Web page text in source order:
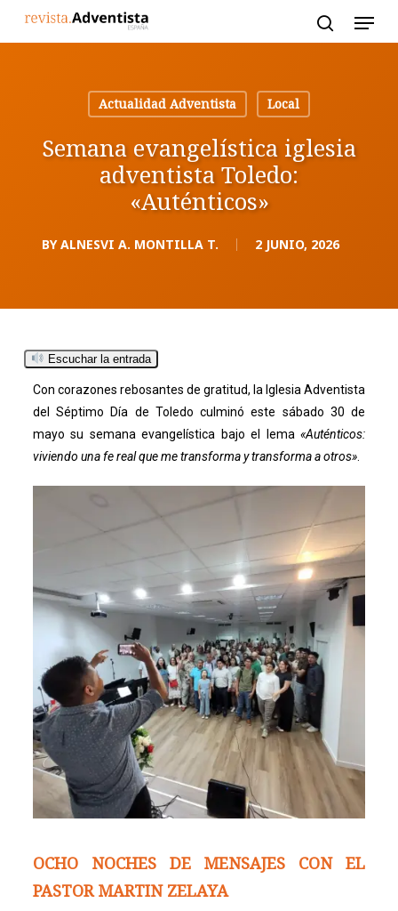
Actualidad Adventista
Local
Semana evangelística iglesia
adventista Toledo:
«Auténticos»
BY ALNESVI A. MONTILLA T. 2 JUNIO, 2026
Escuchar la entrada
Con corazones rebosantes de gratitud, la Iglesia Adventista
del Séptimo Día de Toledo culminó este sábado 30 de
mayo su semana evangelística bajo el lema«Auténticos:
viviendo una fe real que me transforma y transforma a otros».
OCHO NOCHES DE MENSAJES CON EL
PASTOR MARTIN ZELAYA